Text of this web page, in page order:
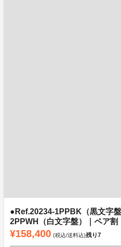
●Ref.20234-1PPBK（黒文字
2PPWH（白文字盤）｜ペア割
¥158,400 (税込/送料込)残り7